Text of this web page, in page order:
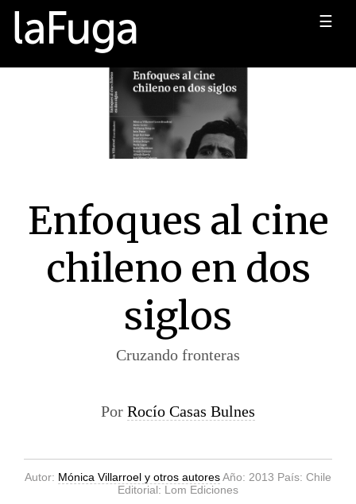
☰
Enfoques al cine
chileno en dos
siglos
Cruzando fronteras
Por Rocío Casas Bulnes
Autor: Mónica Villarroel y otros autoresAño: 2013 País: Chile
Editorial: Lom Ediciones